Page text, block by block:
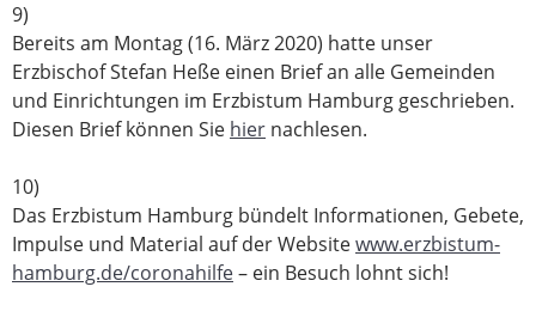
9)
Bereits am Montag (16. März 2020) hatte unser
Erzbischof Stefan Heße einen Brief an alle Gemeinden
und Einrichtungen im Erzbistum Hamburg geschrieben.
Diesen Brief können Sie hier nachlesen.
10)
Das Erzbistum Hamburg bündelt Informationen, Gebete,
Impulse und Material auf der Websitewww.erzbistum-
hamburg.de/coronahilfe– ein Besuch lohnt sich!